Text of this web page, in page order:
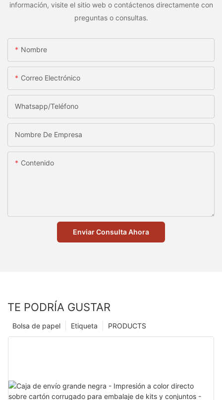
información, visite el sitio web o contáctenos directamente con
preguntas o consultas.
Nombre
Correo Electrónico
Whatsapp/Teléfono
Nombre De Empresa
Contenido
Enviar Consulta Ahora
TE PODRÍA GUSTAR
PRODUCTS
Etiqueta
Bolsa de papel